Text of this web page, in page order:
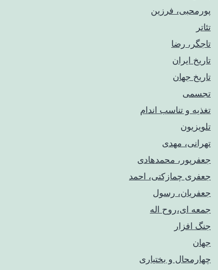
پورمحبی، فرزین
تئاتر
تاجگر، رضا
تاریخ ایران
تاریخ جهان
تجسمی
تغذیه و تناسب اندام
تلویزیون
تهرانی، مهدی
جعفرپور، محمدهادی
جعفری چمازکتی، احمد
جعفریان، رسول
جمعه ای،روح اله
جنگ افزار
جهان
چهارمحال و بختیاری